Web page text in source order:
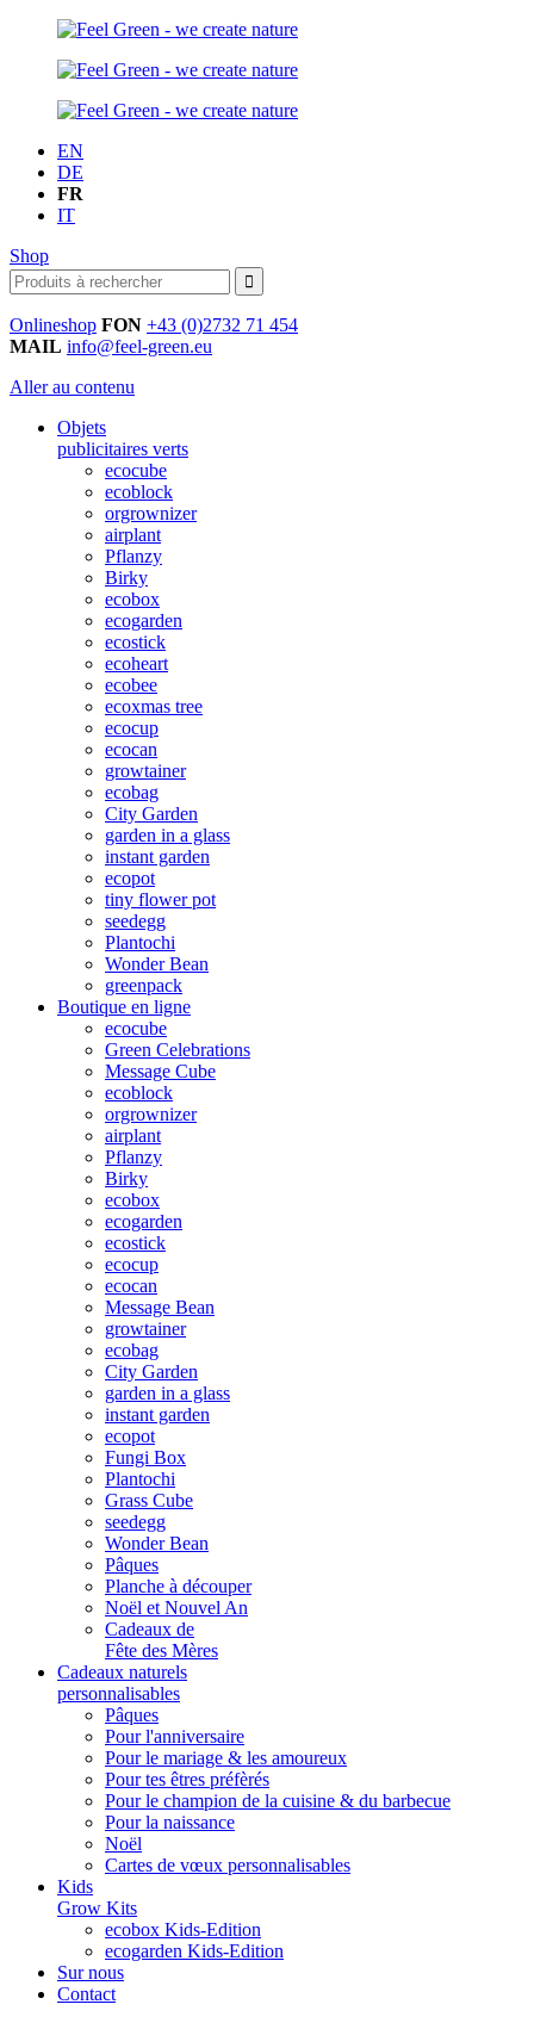
EN
DE
FR
IT
Shop
Onlineshop FON +43 (0)2732 71 454
MAIL info@feel-green.eu
Aller au contenu
Objets
publicitaires verts
ecocube
ecoblock
orgrownizer
airplant
Pflanzy
Birky
ecobox
ecogarden
ecostick
ecoheart
ecobee
ecoxmas tree
ecocup
ecocan
growtainer
ecobag
City Garden
garden in a glass
instant garden
ecopot
tiny flower pot
seedegg
Plantochi
Wonder Bean
greenpack
Boutique en ligne
ecocube
Green Celebrations
Message Cube
ecoblock
orgrownizer
airplant
Pflanzy
Birky
ecobox
ecogarden
ecostick
ecocup
ecocan
Message Bean
growtainer
ecobag
City Garden
garden in a glass
instant garden
ecopot
Fungi Box
Plantochi
Grass Cube
seedegg
Wonder Bean
Pâques
Planche à découper
Noël et Nouvel An
Cadeaux de
Fête des Mères
Cadeaux naturels
personnalisables
Pâques
Pour l'anniversaire
Pour le mariage & les amoureux
Pour tes êtres préfèrés
Pour le champion de la cuisine & du barbecue
Pour la naissance
Noël
Cartes de vœux personnalisables
Kids
Grow Kits
ecobox Kids-Edition
ecogarden Kids-Edition
Sur nous
Contact